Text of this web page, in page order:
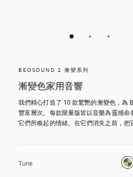
BEOSOUND 2 漸變系列
漸變色家用音響
我們精心打造了 10 款驚艷的漸變色，為
豐富層次。每款限量版皆以音樂為靈感
它們所喚起的情緒。在它們消失之前，把
Tune